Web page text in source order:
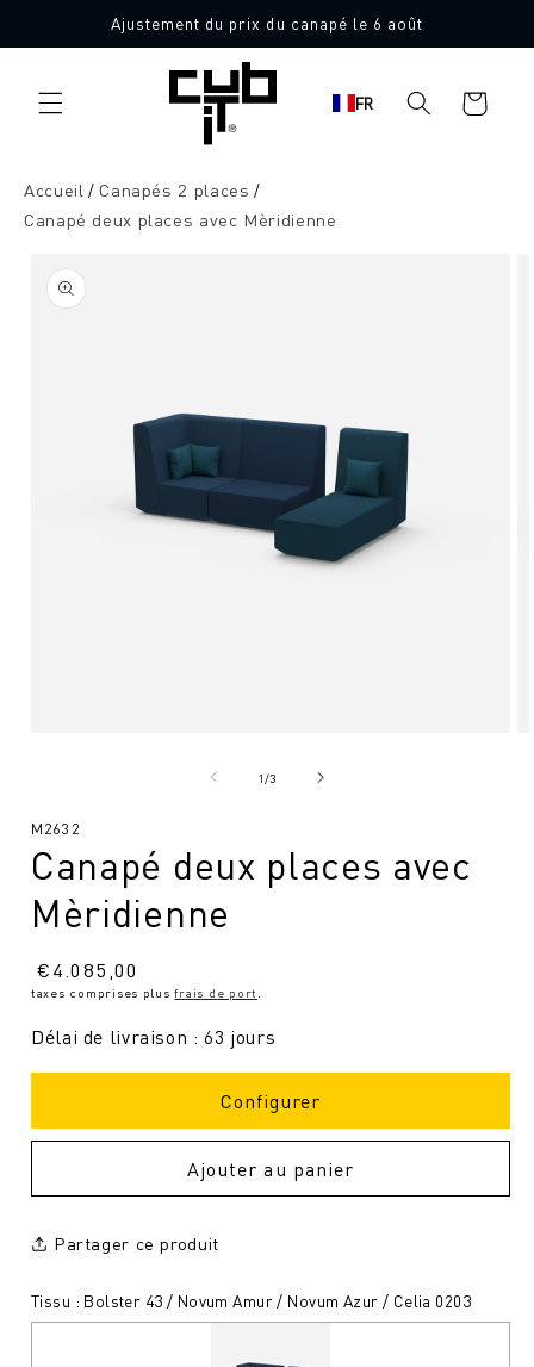
directement
au contenu
Ajustement du prix du canapé le 6 août
FR
Panier
d'achat
Accueil
Canapés 2 places
Canapé deux places avec Mèridienne
l'information
sur le
produit
modal
1/de
3
Fabriqué en Allemagne 🖤
SKU
:
M2632
Canapé deux places avec
Mèridienne
Prix
normal
€4.085,00
taxes comprises plusfrais de port
Délai de livraison : 63 jours
Configurer
Ajouter au panier
Partager ce produit
Tissu : Bolster 43 / Novum Amur / Novum Azur / Celia 0203